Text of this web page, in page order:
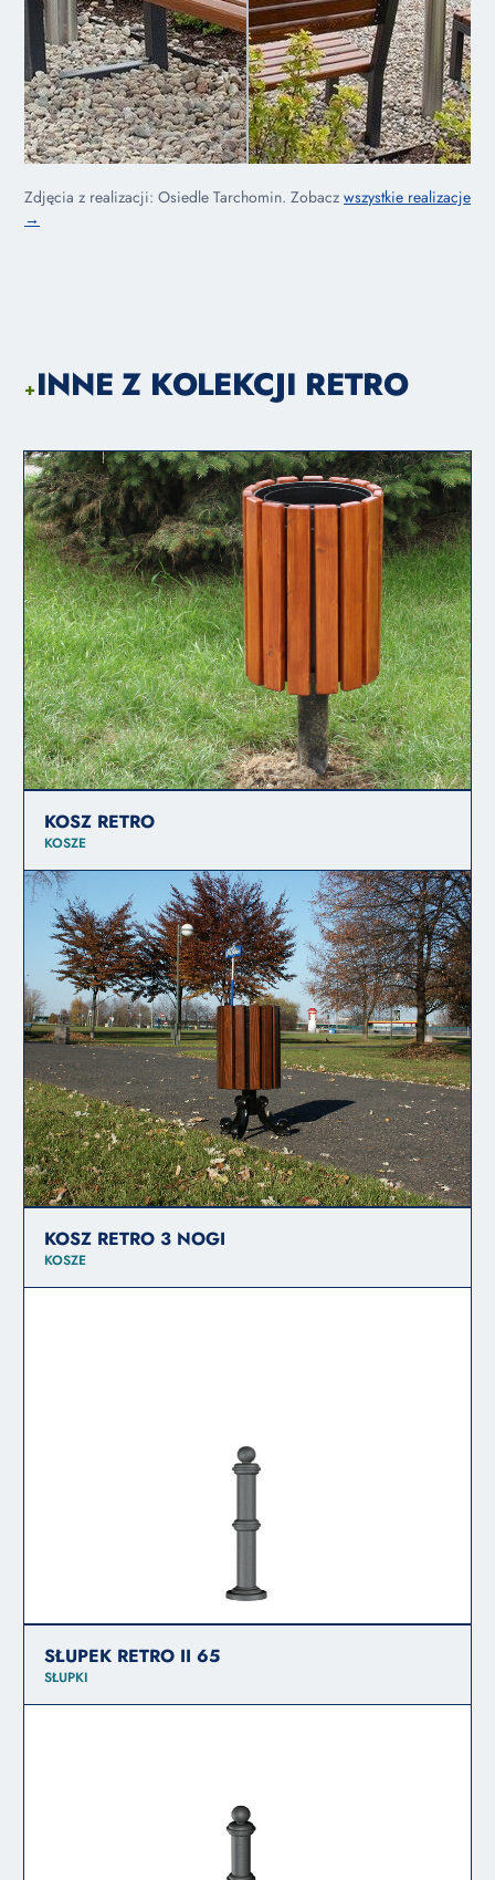
Zdjęcia z realizacji: Osiedle Tarchomin. Zobacz wszystkie realizacje
→
+INNE Z KOLEKCJI RETRO
KOSZ RETRO
KOSZE
KOSZ RETRO 3 NOGI
KOSZE
SŁUPEK RETRO II 65
SŁUPKI